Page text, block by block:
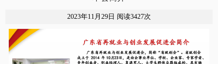
2023年11月29日 阅读3427次